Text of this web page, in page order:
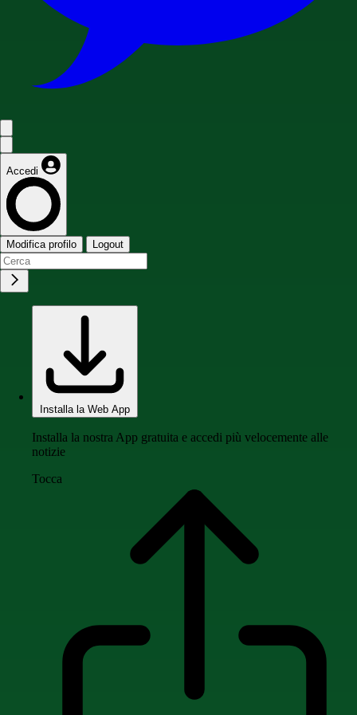
Accedi
Modifica profilo Logout
Installa la Web App
Installa la nostra App gratuita e accedi più velocemente alle
notizie
Tocca